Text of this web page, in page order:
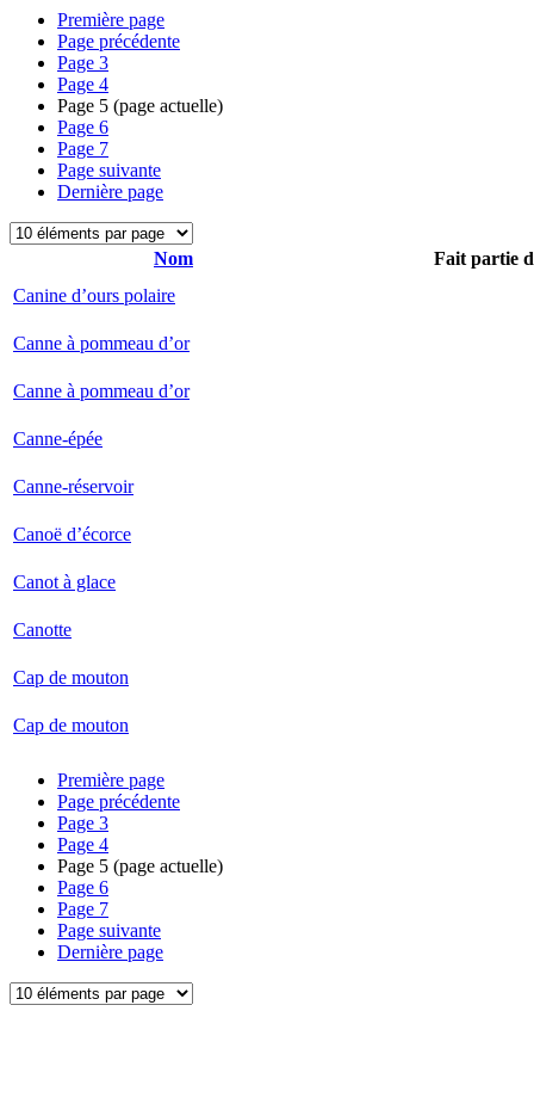
Première page
Page précédente
Page 3
Page 4
Page 5 (page actuelle)
Page 6
Page 7
Page suivante
Dernière page
Nom
Fait partie
Canine d’ours polaire
Canne à pommeau d’or
Canne à pommeau d’or
Canne-épée
Canne-réservoir
Canoë d’écorce
Canot à glace
Canotte
Cap de mouton
Cap de mouton
Première page
Page précédente
Page 3
Page 4
Page 5 (page actuelle)
Page 6
Page 7
Page suivante
Dernière page